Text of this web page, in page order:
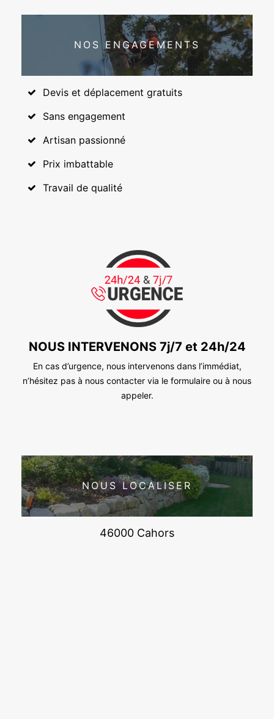
NOS ENGAGEMENTS
Devis et déplacement gratuits
Sans engagement
Artisan passionné
Prix imbattable
Travail de qualité
NOUS INTERVENONS 7j/7 et 24h/24
En cas d’urgence, nous intervenons dans l’immédiat,
n’hésitez pas à nous contacter via le formulaire ou à nous
appeler.
NOUS LOCALISER
46000 Cahors